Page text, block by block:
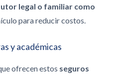
legal o familiar como
para reducir costos.
y académicas
ofrecen estos seguros